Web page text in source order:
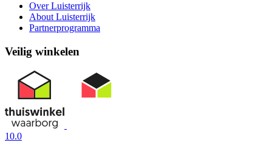
Over Luisterrijk
About Luisterrijk
Partnerprogramma
Veilig winkelen
10.0